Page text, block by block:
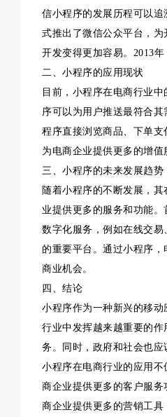
信小程序的发展历程可以
式推出了微信公众平台，
开发变得更加容易。2013
二、小程序的应用现状
目前，小程序在电商行业
序可以为用户推送最符合
程序直接浏览商品、下单
为电商企业提供更多的增值
三、小程序的未来发展趋势
随着小程序的不断发展，
业提供更多的服务和功能
数字化服务，例如在线交
的重要平台。通过小程序
商业机会。
四、结论
小程序作为一种新兴的移
行业中发挥越来越重要的
务。同时，政府和社会也应
小程序在电商行业的应用
商企业提供更多的客户服
商企业提供更多的营销工具